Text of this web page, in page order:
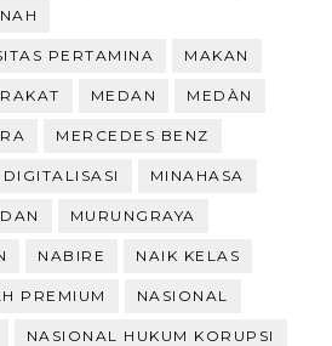
PERTAMINA MAKAN
MEDAN MEDÀN
MERCEDES BENZ
MINAHASA
MURUNGRAYA
NABIRE NAIK KELAS
PREMIUM NASIONAL
NASIONAL HUKUM KORUPSI